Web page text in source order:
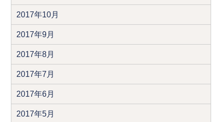
2017年10月
2017年9月
2017年8月
2017年7月
2017年6月
2017年5月